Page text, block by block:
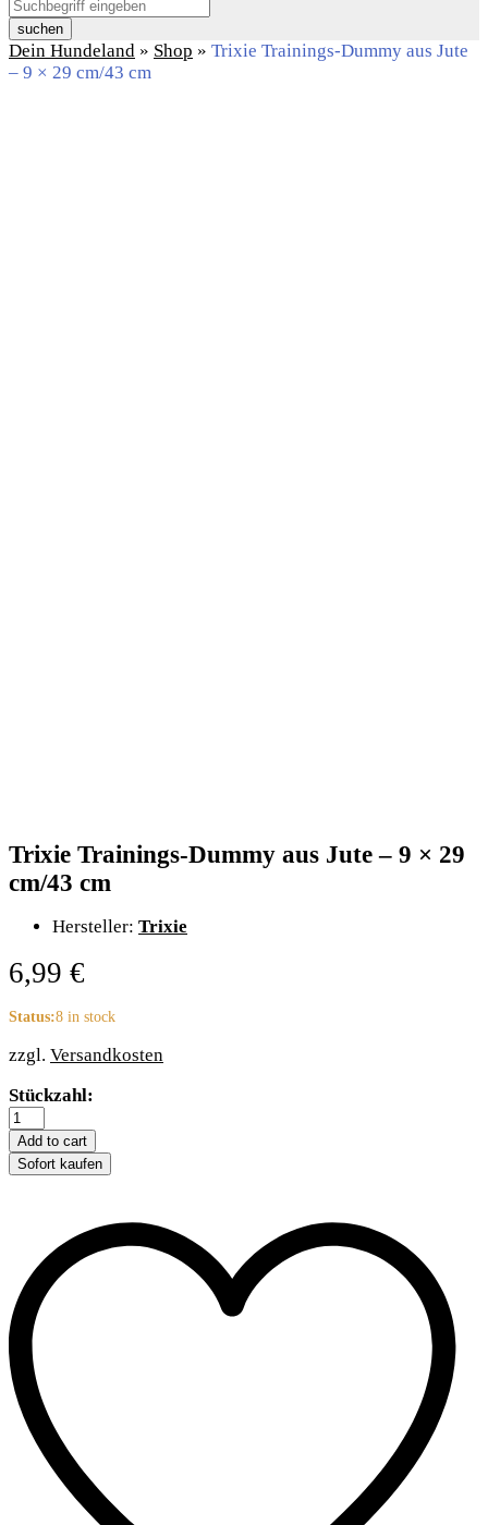
suchen
Dein Hundeland » Shop » Trixie Trainings-Dummy aus Jute
– 9 × 29 cm/43 cm
Trixie Trainings-Dummy aus Jute – 9 × 29
cm/43 cm
Hersteller: Trixie
6,99 €
Status:8 in stock
zzgl. Versandkosten
Trixie
Trainings-
Dummy
aus
Jute
cm/43
cm
quantity
Stückzahl:
Add to cart
Sofort kaufen